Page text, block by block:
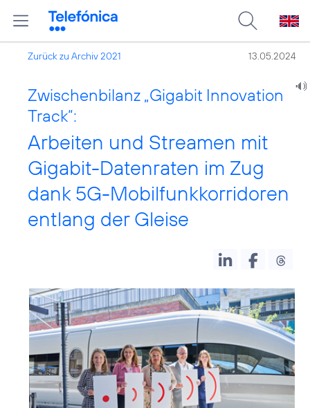
Zurück zu Archiv 2021 13.05.2024
Zwischenbilanz „Gigabit Innovation
Track“:
Arbeiten und Streamen mit
Gigabit-Datenraten im Zug
dank 5G-Mobilfunkkorridoren
entlang der Gleise